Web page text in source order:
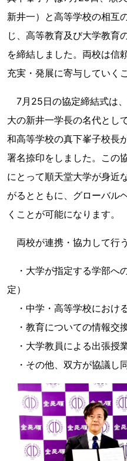
新井一）と高等学校の相互
じ、高等教育及び大学教育
を締結しました。両校は信
充実・発展に寄与していく
7月25日の協定締結式は
大の新井一学長の名代とし
和高等学校の真下峯子校長
署名捺印をしました。この
にとって順天堂大学が身近
がるとともに、グローバル
くことが可能になります。
両校が連携・協力して行
・大学が指定する学部へ
定）
・中学・高等学校におけ
・教育についての情報交
・大学教員による出張授
・その他、双方が協議し